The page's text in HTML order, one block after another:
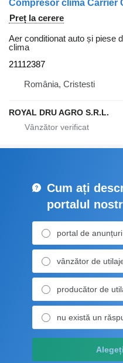
Preț la cerere
Aer conditionat auto și piese
clima
21112387
România, Cristesti
ROYAL DRU AGRO S.R.L.
Cum ați
portalul
portal de
vânzător de
producător de
nu există un